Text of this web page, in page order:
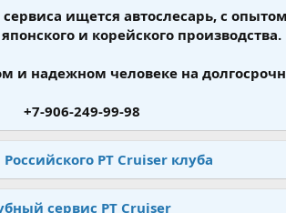
ищется автослесарь, с
и корейского производства.
и надежном человеке на
+7-906-249-99-98
PT Cruiser клуба
сервис PT Cruiser